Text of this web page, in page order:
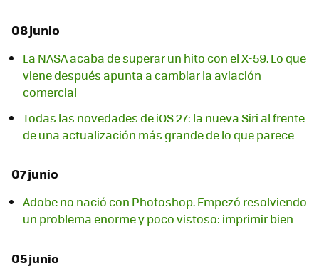
08 junio
La NASA acaba de superar un hito con el X-59. Lo que
viene después apunta a cambiar la aviación
comercial
Todas las novedades de iOS 27: la nueva Siri al frente
de una actualización más grande de lo que parece
07 junio
Adobe no nació con Photoshop. Empezó resolviendo
un problema enorme y poco vistoso: imprimir bien
05 junio